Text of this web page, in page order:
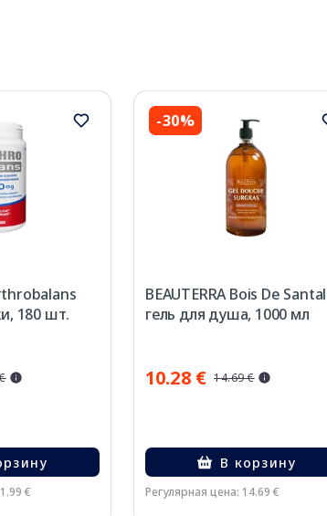
180 шт.
€
-30%
BEAUTERRA Bois De Santal
гель для душа, 1000 мл
10.28 € 14.69 €
В корзину
Регулярная цена: 14.69 €